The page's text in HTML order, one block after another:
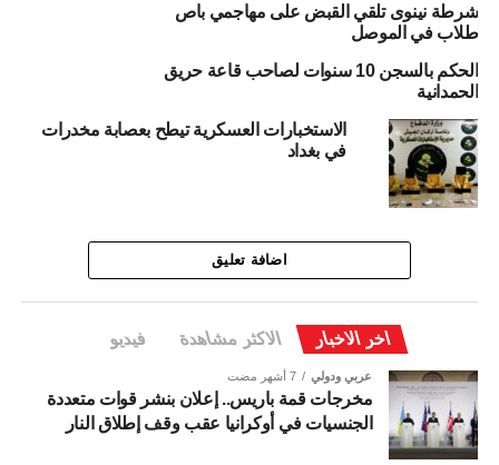
شرطة نينوى تلقي القبض على مهاجمي باص
طلاب في الموصل
الحكم بالسجن 10 سنوات لصاحب قاعة حريق
الحمدانية
الاستخبارات العسكرية تيطح بعصابة مخدرات
في بغداد
اضافة تعليق
اخر الاخبار الاكثر مشاهدة فيديو
عربي ودولي 7 أشهر مضت
مخرجات قمة باريس.. إعلان بنشر قوات متعددة
الجنسيات في أوكرانيا عقب وقف إطلاق النار